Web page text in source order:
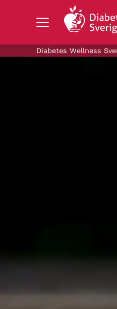
Search Diabetes
Diabetes Wellness